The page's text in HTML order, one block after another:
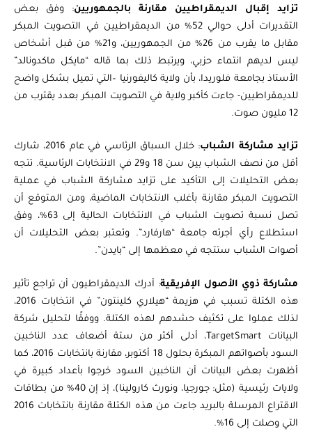
تزايد إقبال الديمقراطيين مقارنة بالجمهوريين: وفق بعض
التقديرات أدلى حوالي 52% من الديمقراطيين في التصويت المبكر
مقابل ما يقرب من 26% من الجمهوريين، و21% من قبل أشخاص
ليس لديهم انتماء حزبي، ويرتبط ذلك بما قاله “مايكل ماكدونالد”
الأستاذ بجامعة فلوريدا، بأن ولاية كاليفورنيا –التي تميل بشكل واضح
للديمقراطيين- جاءت كأكبر ولاية في التصويت المبكر بعدد يقترب من
12 مليون صوت.
تزايد مشاركة الشباب
: خلال السباق الرئاسي في عام 2016، شارك
أقل من نصف الشباب بين سن 18 و29 في الانتخابات الرئاسية. تتجه
بعض التحليلات إلى التأكيد على تزايد مشاركة الشباب في عملية
التصويت المبكر مقارنة بأغلب الانتخابات الماضية، ومن المتوقع أن
تصل نسبة تصويت الشباب في الانتخابات الحالية إلى 63%، وفق
استطلاع رأي أجرته جامعة “هارفارد”. وتعتبر بعض التحليلات أن
أصوات الشباب ستتجه في معظمها إلى “بايدن”.
مشاركة ذوي الأصول الإفريقية: أدرك الديمقراطيون أن تراجع تأثير
هذه الكتلة تسبب في هزيمة “هيلاري كلينتون” في انتخابات 2016،
لذلك عملوا على تكثيف حشدهم لهذه الكتلة. ووفقًا لتحليل شركة
البيانات TargetSmart، أدلى أكثر من ستة أضعاف عدد الناخبين
السود بأصواتهم المبكرة بحلول 18 أكتوبر، مقارنة بانتخابات 2016، كما
أظهرت بعض البيانات أن الناخبين السود خرجوا بأعداد كبيرة في
ولايات رئيسية (مثل: جورجيا، ونورث كارولينا)، إذ إن 40% من بطاقات
الاقتراع المرسلة بالبريد جاءت من هذه الكتلة مقارنة بانتخابات 2016
التي وصلت إلى 16%.